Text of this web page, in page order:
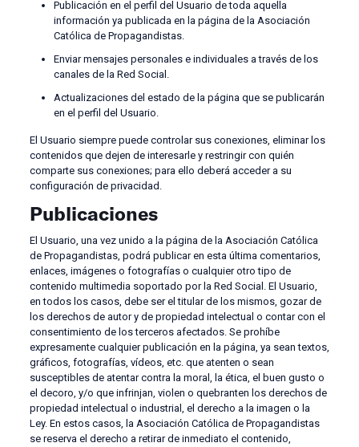
Publicación en el perfil del Usuario de toda aquella
información ya publicada en la página de la Asociación
Católica de Propagandistas.
Enviar mensajes personales e individuales a través de los
canales de la Red Social.
Actualizaciones del estado de la página que se publicarán
en el perfil del Usuario.
El Usuario siempre puede controlar sus conexiones, eliminar los
contenidos que dejen de interesarle y restringir con quién
comparte sus conexiones; para ello deberá acceder a su
configuración de privacidad.
Publicaciones
El Usuario, una vez unido a la página de la Asociación Católica
de Propagandistas, podrá publicar en esta última comentarios,
enlaces, imágenes o fotografías o cualquier otro tipo de
contenido multimedia soportado por la Red Social. El Usuario,
en todos los casos, debe ser el titular de los mismos, gozar de
los derechos de autor y de propiedad intelectual o contar con el
consentimiento de los terceros afectados. Se prohíbe
expresamente cualquier publicación en la página, ya sean textos,
gráficos, fotografías, vídeos, etc. que atenten o sean
susceptibles de atentar contra la moral, la ética, el buen gusto o
el decoro, y/o que infrinjan, violen o quebranten los derechos de
propiedad intelectual o industrial, el derecho a la imagen o la
Ley. En estos casos, la Asociación Católica de Propagandistas
se reserva el derecho a retirar de inmediato el contenido,